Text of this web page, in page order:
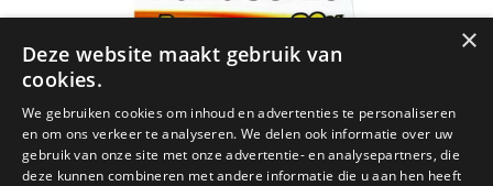
×
Deze website maakt gebruik van
cookies.
We gebruiken cookies om inhoud en advertenties te personaliseren
en om ons verkeer te analyseren. We delen ook informatie over uw
gebruik van onze site met onze advertentie- en analysepartners, die
deze kunnen combineren met andere informatie die u aan hen heeft